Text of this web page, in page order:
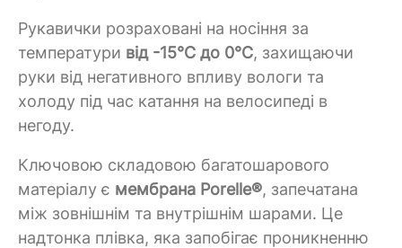
Рукавички розраховані на носіння за
температури від -15°C до 0°C, захищаючи
руки від негативного впливу вологи та
холоду під час катання на велосипеді в
негоду.
Ключовою складовою багатошарового
матеріалу є мембрана Porelle®, запечатана
між зовнішнім та внутрішнім шарами. Це
надтонка плівка, яка запобігає проникненню